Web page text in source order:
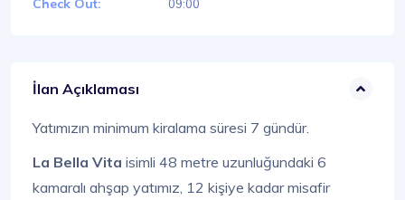
Check Out: 09:00
İlan Açıklaması
Yatımızın minimum kiralama süresi 7 gündür.
La Bella Vita isimli 48 metre uzunluğundaki 6
kamaralı ahşap yatımız, 12 kişiye kadar misafir